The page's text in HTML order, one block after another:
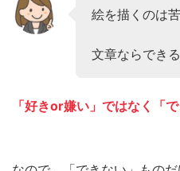
絵を描くのは苦
文章ならでき
「好きor嫌い」ではなく「